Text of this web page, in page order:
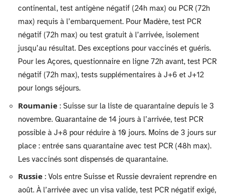
continental, test antigène négatif (24h max) ou PCR (72h
max) requis à l’embarquement. Pour Madère, test PCR
négatif (72h max) ou test gratuit à l’arrivée, isolement
jusqu’au résultat. Des exceptions pour vaccinés et guéris.
Pour les Açores, questionnaire en ligne 72h avant, test PCR
négatif (72h max), tests supplémentaires à J+6 et J+12
pour longs séjours.
Roumanie : Suisse sur la liste de quarantaine depuis le 3
novembre. Quarantaine de 14 jours à l’arrivée, test PCR
possible à J+8 pour réduire à 10 jours. Moins de 3 jours sur
place : entrée sans quarantaine avec test PCR (48h max).
Les vaccinés sont dispensés de quarantaine.
Russie : Vols entre Suisse et Russie devraient reprendre en
août. À l’arrivée avec un visa valide, test PCR négatif exigé,